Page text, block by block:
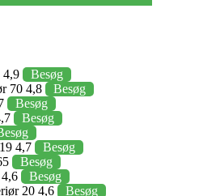
4,9
Besøg
70 4,8
Besøg
Besøg
Besøg
4,7
Besøg
Besøg
Besøg
20 4,6
Besøg